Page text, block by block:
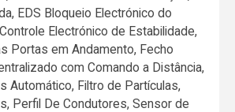
EDS Bloqueio Electrónico do
Electrónico de Estabilidade,
Portas em Andamento, Fecho
com Comando a Distância,
Automático, Filtro de Partículas,
Perfil De Condutores, Sensor de